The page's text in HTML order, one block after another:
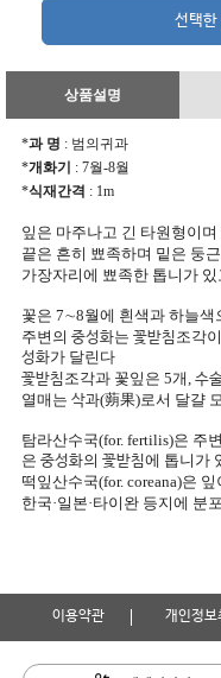
상품설명
*과 명 : 범의귀과
*개화기
: 7월-8월
*식재간격 : 1m
잎은 마주나고 긴 타원형이
끝은 흔히 뾰족하며 밑은 둥
가장자리에 뾰족한 톱니가
꽃은 7∼8월에 흰색과 하늘색
주변의 중성화는 꽃받침조각
성화가 달린다
꽃받침조각과 꽃잎은 5개, 수
열매는 삭과(蒴果)로서 달걀
탐라산수국(for. fertilis)은 주
은 중성화의 꽃받침에 톱니가
떡잎산수국(for. coreana)은 잎
한국·일본·타이완 등지에 분
이용약관 개인정보